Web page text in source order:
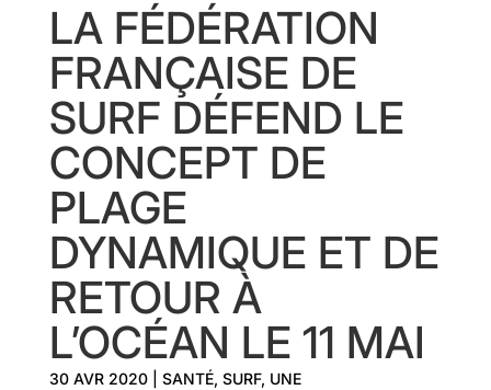
LA FÉDÉRATION
FRANÇAISE DE
SURF DÉFEND LE
CONCEPT DE
PLAGE
DYNAMIQUE ET DE
RETOUR À
L’OCÉAN LE 11 MAI
30 AVR 2020| SANTÉ, SURF, UNE